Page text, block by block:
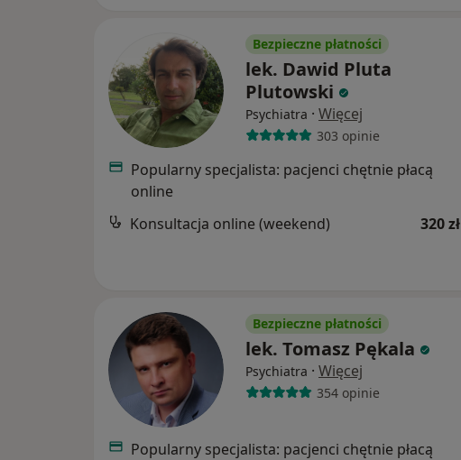
Bezpieczne płatności
lek. Dawid Pluta
Plutowski
Psychiatra · Więcej
303 opinie
Popularny specjalista: pacjenci chętnie płacą
online
Konsultacja online (weekend)
320 zł
Bezpieczne płatności
lek. Tomasz Pękala
Psychiatra · Więcej
354 opinie
Popularny specjalista: pacjenci chętnie płacą